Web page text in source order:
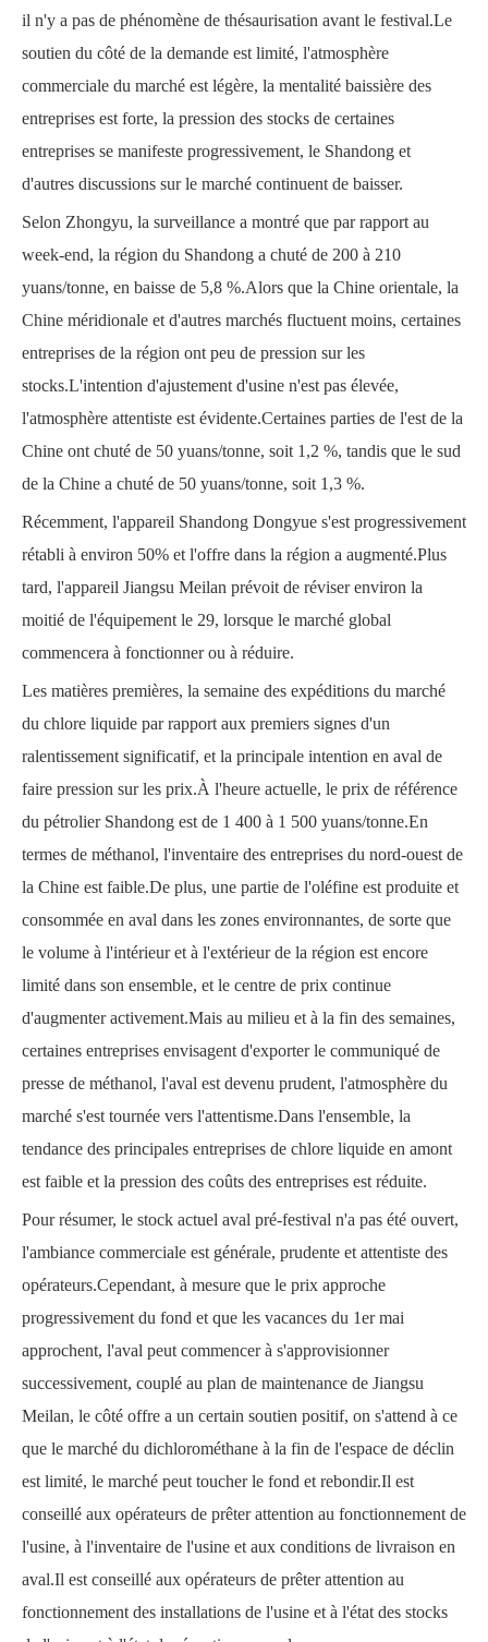
il n'y a pas de phénomène de thésaurisation avant le festival.Le
soutien du côté de la demande est limité, l'atmosphère
commerciale du marché est légère, la mentalité baissière des
entreprises est forte, la pression des stocks de certaines
entreprises se manifeste progressivement, le Shandong et
d'autres discussions sur le marché continuent de baisser.
Selon Zhongyu, la surveillance a montré que par rapport au
week-end, la région du Shandong a chuté de 200 à 210
yuans/tonne, en baisse de 5,8 %.Alors que la Chine orientale, la
Chine méridionale et d'autres marchés fluctuent moins, certaines
entreprises de la région ont peu de pression sur les
stocks.L'intention d'ajustement d'usine n'est pas élevée,
l'atmosphère attentiste est évidente.Certaines parties de l'est de la
Chine ont chuté de 50 yuans/tonne, soit 1,2 %, tandis que le sud
de la Chine a chuté de 50 yuans/tonne, soit 1,3 %.
Récemment, l'appareil Shandong Dongyue s'est progressivement
rétabli à environ 50% et l'offre dans la région a augmenté.Plus
tard, l'appareil Jiangsu Meilan prévoit de réviser environ la
moitié de l'équipement le 29, lorsque le marché global
commencera à fonctionner ou à réduire.
Les matières premières, la semaine des expéditions du marché
du chlore liquide par rapport aux premiers signes d'un
ralentissement significatif, et la principale intention en aval de
faire pression sur les prix.À l'heure actuelle, le prix de référence
du pétrolier Shandong est de 1 400 à 1 500 yuans/tonne.En
termes de méthanol, l'inventaire des entreprises du nord-ouest de
la Chine est faible.De plus, une partie de l'oléfine est produite et
consommée en aval dans les zones environnantes, de sorte que
le volume à l'intérieur et à l'extérieur de la région est encore
limité dans son ensemble, et le centre de prix continue
d'augmenter activement.Mais au milieu et à la fin des semaines,
certaines entreprises envisagent d'exporter le communiqué de
presse de méthanol, l'aval est devenu prudent, l'atmosphère du
marché s'est tournée vers l'attentisme.Dans l'ensemble, la
tendance des principales entreprises de chlore liquide en amont
est faible et la pression des coûts des entreprises est réduite.
Pour résumer, le stock actuel aval pré-festival n'a pas été ouvert,
l'ambiance commerciale est générale, prudente et attentiste des
opérateurs.Cependant, à mesure que le prix approche
progressivement du fond et que les vacances du 1er mai
approchent, l'aval peut commencer à s'approvisionner
successivement, couplé au plan de maintenance de Jiangsu
Meilan, le côté offre a un certain soutien positif, on s'attend à ce
que le marché du dichlorométhane à la fin de l'espace de déclin
est limité, le marché peut toucher le fond et rebondir.Il est
conseillé aux opérateurs de prêter attention au fonctionnement de
l'usine, à l'inventaire de l'usine et aux conditions de livraison en
aval.Il est conseillé aux opérateurs de prêter attention au
fonctionnement des installations de l'usine et à l'état des stocks